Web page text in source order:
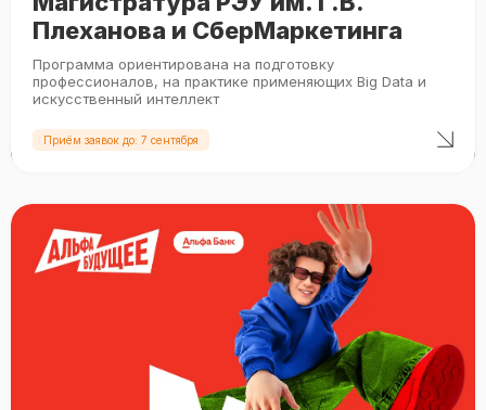
Плеханова и СберМаркетинга
Программа ориентирована на подготовку
профессионалов, на практике применяющих Big Data и
искусственный интеллект
Приём заявок до: 7 сентября